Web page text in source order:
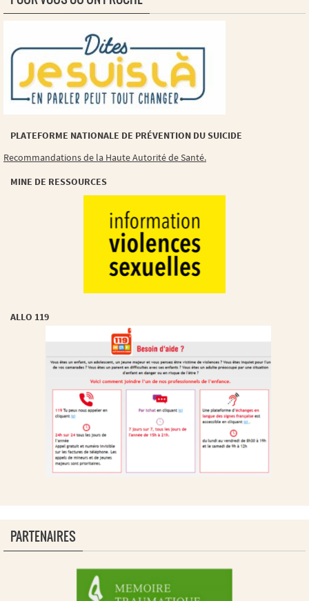
PLATEFORME NATIONALE DE PRÉVENTION DU SUICIDE
Recommandations de la Haute Autorité de Santé.
MINE DE RESSOURCES
ALLO 119
PARTENAIRES